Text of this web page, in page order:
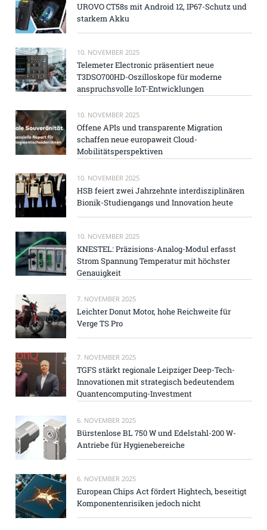
UROVO CT58s mit Android 12, IP67-Schutz und
starkem Akku
10. NOVEMBER 2025
Telemeter Electronic präsentiert neue
T3DSO700HD-Oszilloskope für moderne
anspruchsvolle IoT-Entwicklungen
10. NOVEMBER 2025
Offene APIs und transparente Migration
schaffen neue europaweit Cloud-
Mobilitätsperspektiven
10. NOVEMBER 2025
HSB feiert zwei Jahrzehnte interdisziplinären
Bionik-Studiengangs und Innovation heute
10. NOVEMBER 2025
KNESTEL: Präzisions-Analog-Modul erfasst
Strom Spannung Temperatur mit höchster
Genauigkeit
7. NOVEMBER 2025
Leichter Donut Motor, hohe Reichweite für
Verge TS Pro
7. NOVEMBER 2025
TGFS stärkt regionale Leipziger Deep-Tech-
Innovationen mit strategisch bedeutendem
Quantencomputing-Investment
6. NOVEMBER 2025
Bürstenlose BL 750 W und Edelstahl-200 W-
Antriebe für Hygienebereiche
6. NOVEMBER 2025
European Chips Act fördert Hightech, beseitigt
Komponentenrisiken jedoch nicht